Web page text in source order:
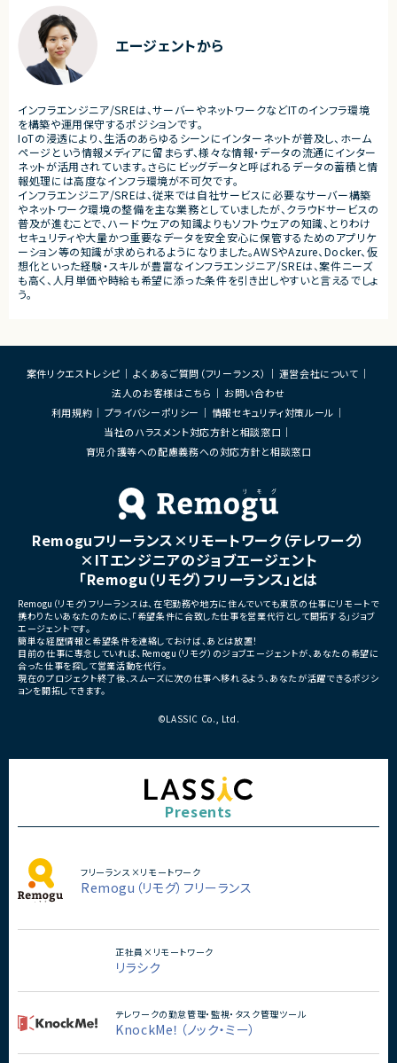
■体制
・少人数体制でのプロジェクト推進
・クライアントおよび開発メンバーとのコミュ
ニケーションあり
■募集背景
プロジェクト拡大に伴う増員募集
■担当工程
・要件定義
・基本設計
・詳細設計
・実装
・テスト
・リリース対応
■その他補足
・複数ベンダーによる混成チ
・全体約100名規模の大型プ
エージェントから
インフラエンジニア/SREは、サーバーやネットワークなどITのインフラ環境
を構築や運用保守するポジションです。
IoTの浸透により、生活のあらゆるシーンにインターネットが普及し、ホーム
ページという情報メディアに留まらず、様々な情報・データの流通にインター
ネットが活用されています。さらにビッグデータと呼ばれるデータの蓄積と情
報処理には高度なインフラ環境が不可欠です。
インフラエンジニア/SREは、従来では自社サービスに必要なサーバー構築
やネットワーク環境の整備を主な業務としていましたが、クラウドサービスの
普及が進むことで、ハードウェアの知識よりもソフトウェアの知識、とりわけ
セキュリティや大量かつ重要なデータを安全安心に保管するためのアプリケ
ーション等の知識が求められるようになりました。AWSやAzure、Docker、仮
想化といった経験・スキルが豊富なインフラエンジニア/SREは、案件ニーズ
も高く、人月単価や時給も希望に添った条件を引き出しやすいと言えるでしょ
う。
案件リクエストレシピ よくあるご質問（フリーランス）
運営会社について
法人のお客様はこちら
お問い合わせ
利用規約
プライバシーポリシー
情報セキュリティ対策ルール
当社のハラスメント対応方針と相談窓口
育児介護等への配慮義務への対応方針と相談窓口
Remoguフリーランス×リモートワーク（テレワーク）
×ITエンジニアのジョブエージェント
「Remogu（リモグ）フリーランス」とは
Remogu（リモグ）フリーランスは、在宅勤務や地方に住んでいても東京の仕事にリモートで
携わりたいあなたのために、「希望条件に合致した仕事を営業代行として開拓する」ジョブ
エージェントです。
簡単な経歴情報と希望条件を連絡しておけば、あとは放置！
目前の仕事に専念していれば、Remogu（リモグ）のジョブエージェントが、あなたの希望に
合った仕事を探して営業活動を代行。
現在のプロジェクト終了後、スムーズに次の仕事へ移れるよう、あなたが活躍できるポジシ
ョンを開拓してきます。
©LASSIC Co., Ltd.
Presents
フリーランス×リモートワーク
Remogu（リモグ）フリーランス
正社員×リモートワーク
リラシク
テレワークの勤怠管理・監視・タスク管理ツール
KnockMe！（ノック・ミー）